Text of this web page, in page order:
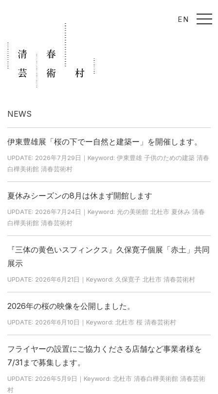
EN
t
o
n
NEWS
伊東豊雄展「桜の下でー自然と建築ー」を開催します。
UPDATE: 2026年7月29日｜Keyword: 伊東豊雄 子供のための建築 清春
白樺美術館 清春芸術村
夏休みシーズンの8月は休まず開館します
UPDATE: 2026年7月24日｜Keyword: 光の美術館 北杜市 夏休み 清春
白樺美術館 清春芸術村
『三体の黄色いスフィンクス』久保寛子個展「赤土」共同
展示
UPDATE: 2026年6月21日｜Keyword: 久保寛子 北杜市 清春芸術村
2026年の桜の映像を公開しました。
UPDATE: 2026年6月10日｜Keyword: 北杜市 桜 清春芸術村
フライヤーの設置にご協力くださる店舗など事業者様を
7/31まで募集します。
UPDATE: 2026年5月9日｜Keyword: 北杜市 清春白樺美術館 清春芸術
村